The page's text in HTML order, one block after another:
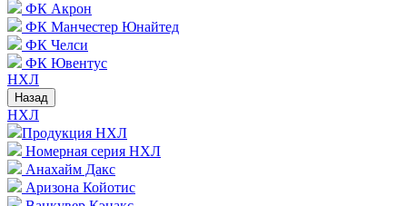
ФК Акрон
ФК Манчестер Юнайтед
ФК Челси
ФК Ювентус
НХЛ
Назад
НХЛ
Продукция НХЛ
Номерная серия НХЛ
Анахайм Дакс
Аризона Койотис